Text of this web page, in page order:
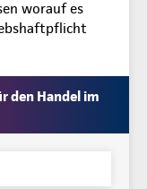
worauf es
den Handel im